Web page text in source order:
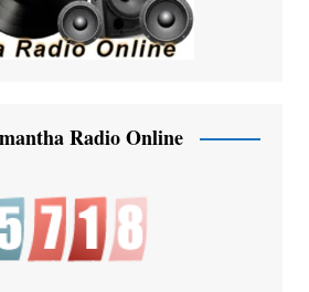
Radio Online